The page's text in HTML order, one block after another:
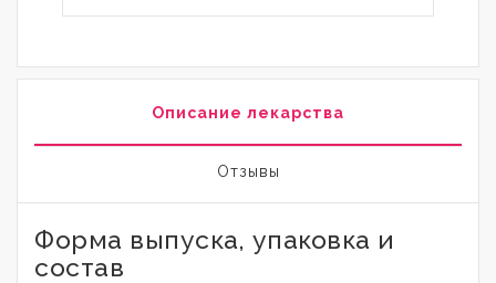
Описание лекарства
Отзывы
Форма выпуска, упаковка и
состав